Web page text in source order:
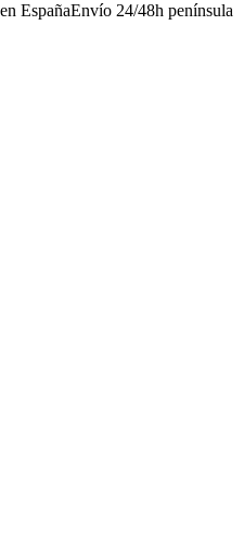
EspañaEnvío 24/48h península